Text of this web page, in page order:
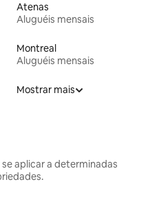
Atenas
Aluguéis mensais
Montreal
Aluguéis mensais
Mostrar mais
aplicar a determinadas